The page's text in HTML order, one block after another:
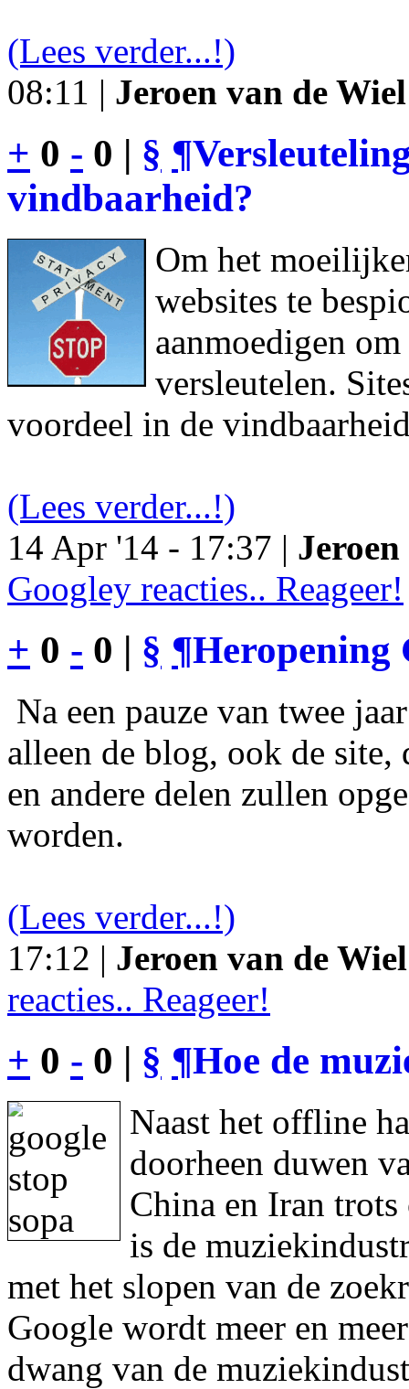
(Lees verder...!)
08:11 | Jeroen van de Wiel
+ 0 - 0 | § ¶
vindbaarheid?
Om het
websites te
aanmoedigen
versleutelen.
voordeel in de
(Lees verder...!)
14 Apr '14 - 17:37 |
Googley reacties.. Reageer!
+ 0 - 0 | § ¶Heropening
Na een pauze van twee
alleen de blog, ook de site,
en andere delen zullen
worden.
(Lees verder...!)
17:12 | Jeroen van de Wiel
reacties.. Reageer!
+ 0 - 0 | § ¶Hoe de
Naast het offline
doorheen duwen
China en Iran
is de
met het slopen van de
Google wordt meer en
dwang van de